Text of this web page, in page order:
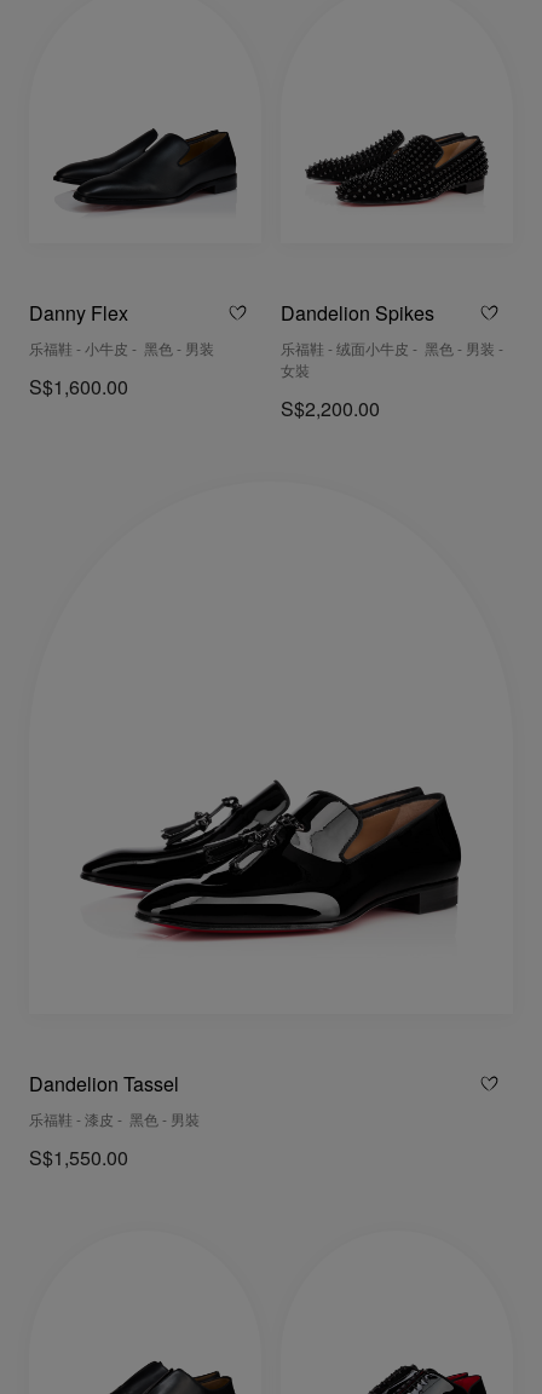
Danny Flex
乐福鞋 - 小牛皮 - 黑色 - 男装
S$1,600.00
Dandelion Spikes
乐福鞋 - 绒面小牛皮 - 黑色 - 男装 -
女裝
S$2,200.00
Dandelion Tassel
乐福鞋 - 漆皮 - 黑色 - 男裝
S$1,550.00